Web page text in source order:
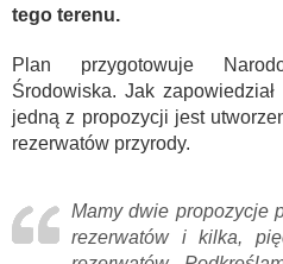
tego terenu.
Plan przygotowuje
Środowiska. Jak zapowiedział
jedną z propozycji jest
rezerwatów przyrody.
Mamy dwie propozycje
rezerwatów i kilka,